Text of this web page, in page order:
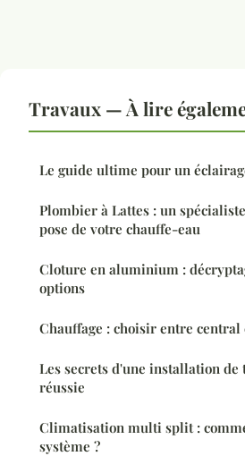
Travaux — À lire
Le guide ultime pour un
Plombier à Lattes : un
pose de votre chauffe-eau
Cloture en aluminium :
options
Chauffage : choisir entre
Les secrets d'une installation de
réussie
Climatisation multi split :
système ?